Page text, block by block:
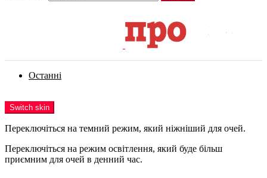
Останні
Switch skin
Переключіться на темний режим, який ніжніший для очей.
Переключіться на режим освітлення, який буде більш
приємним для очей в денний час.